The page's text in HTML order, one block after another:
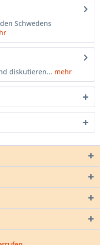
Schwedens
diskutieren... mehr